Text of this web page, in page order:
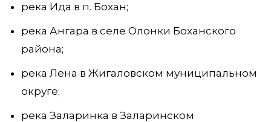
река Ида в п. Бохан;
река Ангара в селе Олонки Боханского
района;
река Лена в Жигаловском муниципальном
округе;
река Заларинка в Заларинском